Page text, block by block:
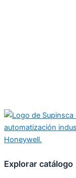
Explorar catálogo